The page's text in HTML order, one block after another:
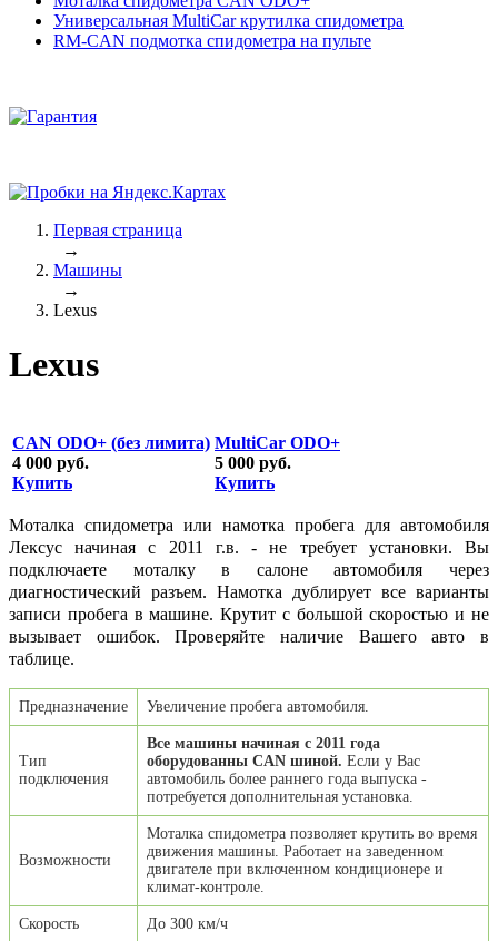
Универсальная MultiCar крутилка спидометра
RM-CAN подмотка спидометра на пульте
Первая страница
→
Машины
→
Lexus
Lexus
CAN ODO+ (без лимита)
4 000 руб.
Купить
MultiCar ODO+
5 000 руб.
Купить
Моталка спидометра или намотка пробега для автомобиля
Лексус начиная с 2011 г.в. - не требует установки. Вы
подключаете моталку в салоне автомобиля через
диагностический разъем. Намотка дублирует все варианты
записи пробега в машине. Крутит с большой скоростью и не
вызывает ошибок. Проверяйте наличие Вашего авто в
таблице.
Предназначение Увеличение пробега автомобиля.
Тип
подключения
Все машины начиная с 2011 года
оборудованны CAN шиной. Если у Вас
автомобиль более раннего года выпуска -
потребуется дополнительная установка.
Возможности
Моталка спидометра позволяет крутить во время
движения машины. Работает на заведенном
двигателе при включенном кондиционере и
климат-контроле.
Скорость До 300 км/ч